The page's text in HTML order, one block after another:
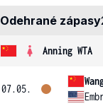
Odehrané zápasy
Anning WTA
07.05.